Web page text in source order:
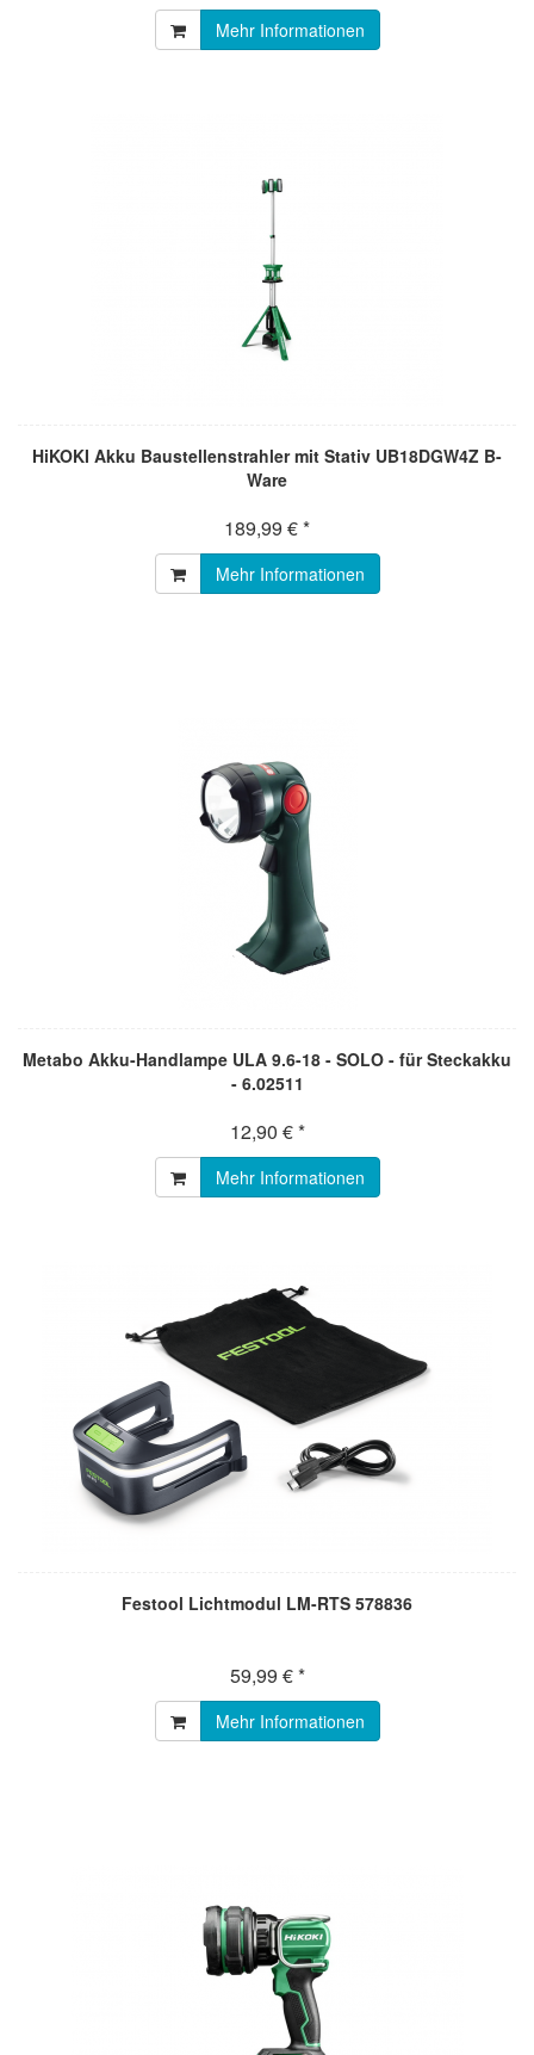
Mehr Informationen
HiKOKI Akku Baustellenstrahler mit Stativ UB18DGW4Z B-
Ware
189,99 € *
Mehr Informationen
Metabo Akku-Handlampe ULA 9.6-18 - SOLO - für Steckakku
- 6.02511
12,90 € *
Mehr Informationen
Festool Lichtmodul LM-RTS 578836
59,99 € *
Mehr Informationen